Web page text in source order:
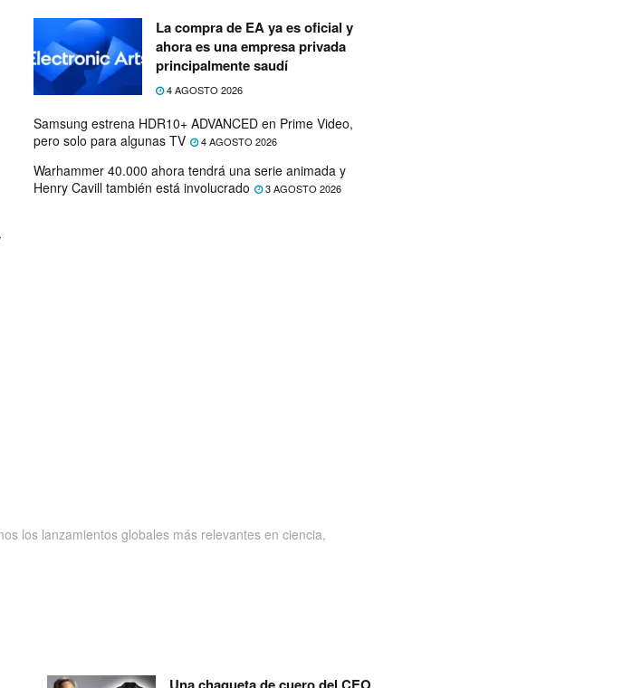
La compra de EA ya es oficial y
ahora es una empresa privada
principalmente saudí
4 AGOSTO 2026
Samsung estrena HDR10+ ADVANCED en Prime Video,
pero solo para algunas TV
4 AGOSTO 2026
Warhammer 40.000 ahora tendrá una serie animada y
Henry Cavill también está involucrado
3 AGOSTO 2026
los lanzamientos globales más relevantes en ciencia,
Una chaqueta de cuero del CEO